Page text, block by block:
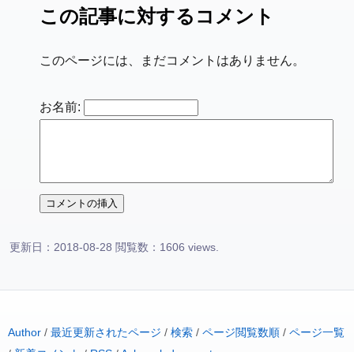
この記事に対するコメント
このページには、まだコメントはありません。
お名前:
更新日：2018-08-28 閲覧数：1606 views.
Author / 最近更新されたページ / 検索 / ページ閲覧数順 / ページ一覧